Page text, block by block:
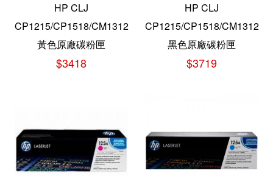
HP CLJ
CP1215/CP1518/CM1312
黃色原廠碳粉匣
$3418
HP CLJ
CP1215/CP1518/CM1312
黑色原廠碳粉匣
$3719